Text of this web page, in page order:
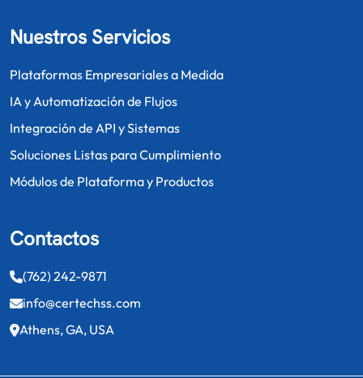
Nuestros Servicios
Plataformas Empresariales a Medida
IA y Automatización de Flujos
Integración de API y Sistemas
Soluciones Listas para Cumplimiento
Módulos de Plataforma y Productos
Contactos
(762) 242-9871
info@certechss.com
Athens, GA, USA